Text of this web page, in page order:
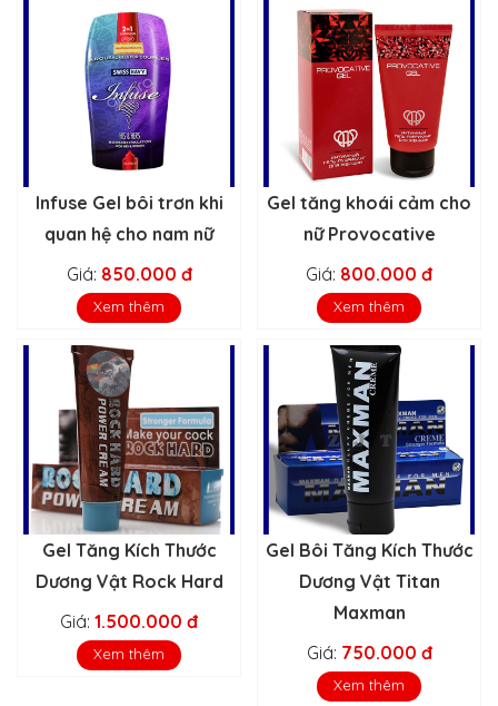
Infuse Gel bôi trơn khi
quan hệ cho nam nữ
Giá: 850.000 đ
Xem thêm
Gel tăng khoái cảm cho
nữ Provocative
Giá: 800.000 đ
Xem thêm
Gel Tăng Kích Thước
Dương Vật Rock Hard
Giá: 1.500.000 đ
Xem thêm
Gel Bôi Tăng Kích Thước
Dương Vật Titan
Maxman
Giá: 750.000 đ
Xem thêm